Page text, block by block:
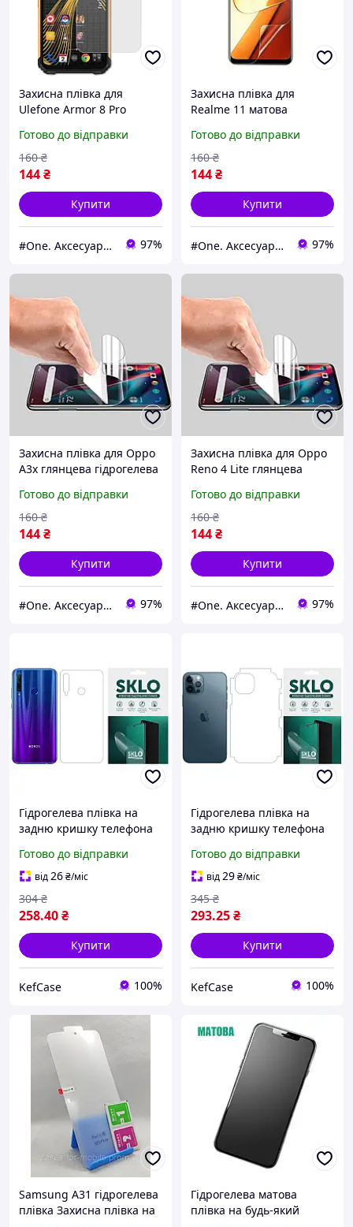
Захисна плівка для
Ulefone Armor 8 Pro
на телефон улефон армор
8 про матова q0o
Готово до відправки
144₴
160 ₴
Купити
#One. Аксесуари до смартфонів 97%
Захисна плівка для
Realme 11 матова
телефон реалмі 11 матова
q0o
Готово до відправки
144₴
160 ₴
Купити
#One. Аксесуари до смартфонів 97%
Захисна плівка для Oppo
A3x глянцева гідрогелева
а3х прозора x2p
Готово до відправки
144₴
160 ₴
Купити
#One. Аксесуари до смартфонів 97%
Захисна плівка для Oppo
Reno 4 Lite глянцева
телефон оппо рено 4 лайт
прозора x2p
Готово до відправки
144₴
160 ₴
Купити
#One. Аксесуари до смартфонів 97%
Гідрогелева плівка на
задню кришку телефона
Матове для Хуавей
Аскенд В1
Готово до відправки
від26₴/міс
258.40₴
304 ₴
Купити
KefCase 100%
Гідрогелева плівка на
задню кришку телефона
/ iPhone 6s Plus Матове
для Айфон 6 / 6с Плюс
Готово до відправки
від29₴/міс
293.25₴
345 ₴
Купити
KefCase 100%
Samsung A31 гідрогелева
плівка Захисна плівка на
Гідрогелева матова
плівка на будь-який